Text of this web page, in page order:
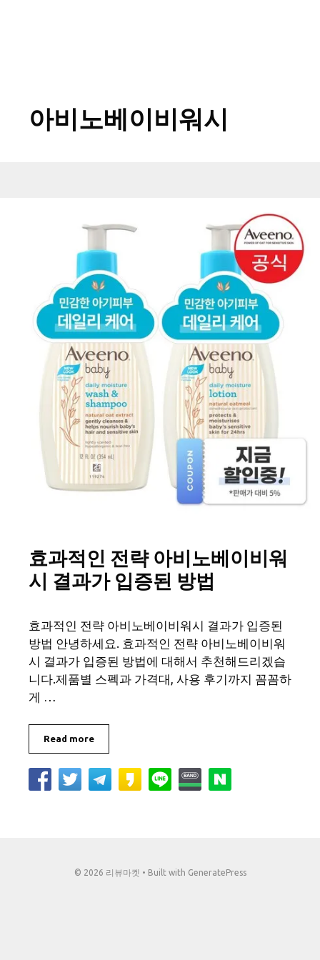
아비노베이비워시
효과적인 전략 아비노베이비워
시 결과가 입증된 방법
효과적인 전략 아비노베이비워시 결과가 입증된
방법 안녕하세요. 효과적인 전략 아비노베이비워
시 결과가 입증된 방법에 대해서 추천해드리겠습
니다.제품별 스펙과 가격대, 사용 후기까지 꼼꼼하
게 …
Read more
© 2026 리뷰마켓 • Built with GeneratePress